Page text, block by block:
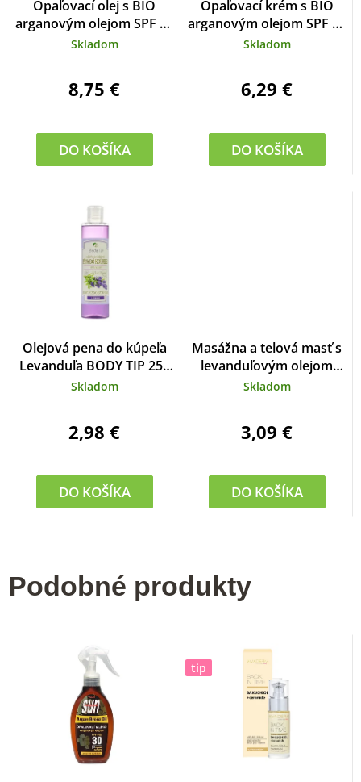
Opaľovací olej s BIO
arganovým olejom SPF 20
SUN 200 ml
hodnotenie
produktu
je
z
5
Skladom
8,75 €
DO KOŠÍKA
Opaľovací krém s BIO
arganovým olejom SPF 20
SUN 100 ml
Skladom
6,29 €
DO KOŠÍKA
Olejová pena do kúpeľa
Levanduľa BODY TIP 250
ml
Skladom
2,98 €
DO KOŠÍKA
Masážna a telová masť s
levanduľovým olejom
BODY TIP 100 ml
Skladom
3,09 €
DO KOŠÍKA
Podobné produkty
tip